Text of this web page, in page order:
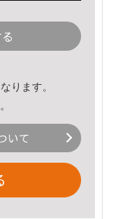
ります。
いて